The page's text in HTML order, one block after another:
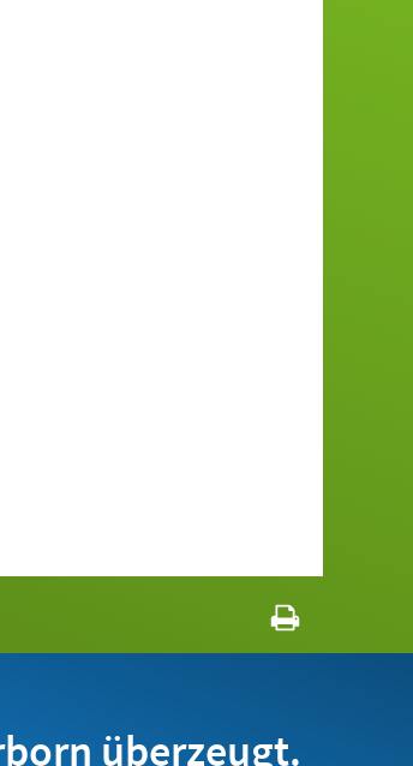
überzeugt.